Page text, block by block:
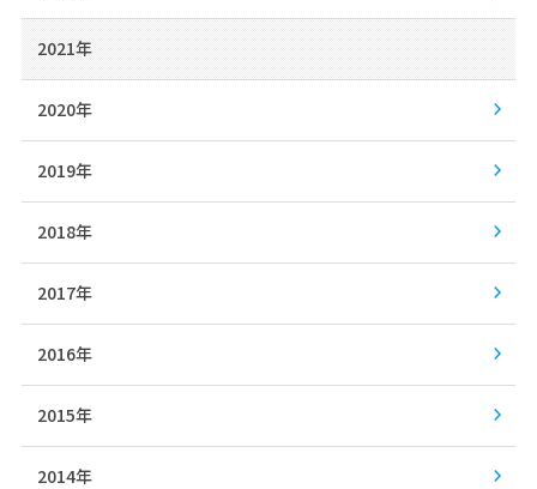
2021年
2020年
2019年
2018年
2017年
2016年
2015年
2014年